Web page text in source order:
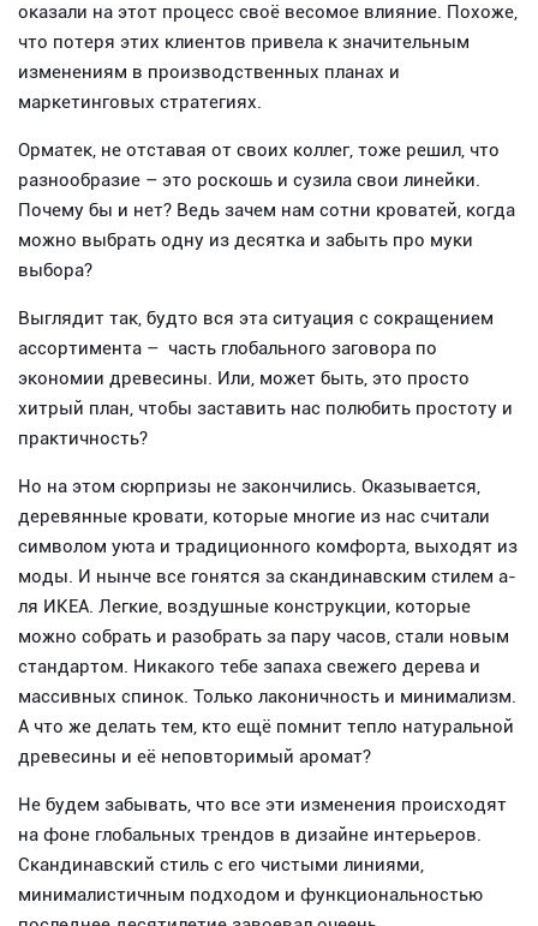
оказали на этот процесс своё весомое влияние. Похоже,
что потеря этих клиентов привела к значительным
изменениям в производственных планах и
маркетинговых стратегиях.
Орматек, не отставая от своих коллег, тоже решил, что
разнообразие – это роскошь и сузила свои линейки.
Почему бы и нет? Ведь зачем нам сотни кроватей, когда
можно выбрать одну из десятка и забыть про муки
выбора?
Выглядит так, будто вся эта ситуация с сокращением
ассортимента – часть глобального заговора по
экономии древесины. Или, может быть, это просто
хитрый план, чтобы заставить нас полюбить простоту и
практичность?
Но на этом сюрпризы не закончились. Оказывается,
деревянные кровати, которые многие из нас считали
символом уюта и традиционного комфорта, выходят из
моды. И нынче все гонятся за скандинавским стилем а-
ля ИКЕА. Легкие, воздушные конструкции, которые
можно собрать и разобрать за пару часов, стали новым
стандартом. Никакого тебе запаха свежего дерева и
массивных спинок. Только лаконичность и минимализм.
А что же делать тем, кто ещё помнит тепло натуральной
древесины и её неповторимый аромат?
Не будем забывать, что все эти изменения происходят
на фоне глобальных трендов в дизайне интерьеров.
Скандинавский стиль с его чистыми линиями,
минималистичным подходом и функциональностью